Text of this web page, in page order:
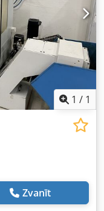
ar 30
apstrādes
piedāvāto
1000.
Papildu
Apmjck
1 / 1
Zvanīt